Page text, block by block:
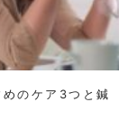
のケア3つと鍼